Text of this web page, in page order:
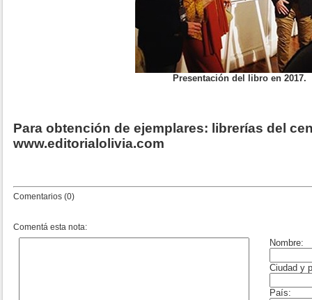
Presentación del libro en 2017.
Para obtención de ejemplares: librerías del
www.editorialolivia.com
Comentarios (0)
Comentá esta nota: